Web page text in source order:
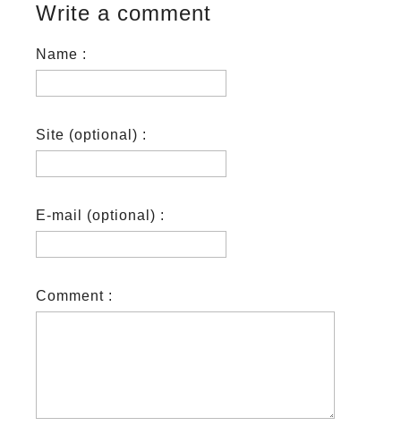
Write a comment
Name :
Site (optional) :
E-mail (optional) :
Comment :